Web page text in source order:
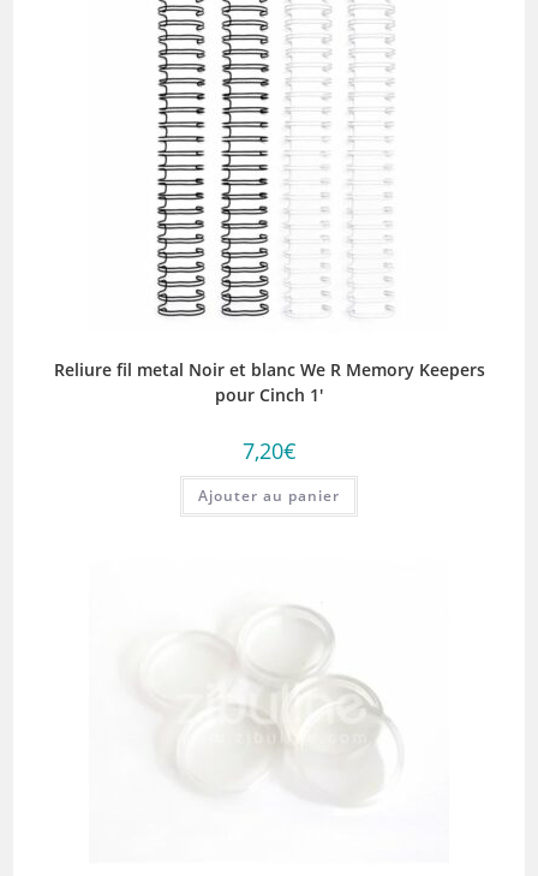
Reliure fil metal Noir et blanc We R Memory Keepers
pour Cinch 1′
7,20€
Ajouter au panier